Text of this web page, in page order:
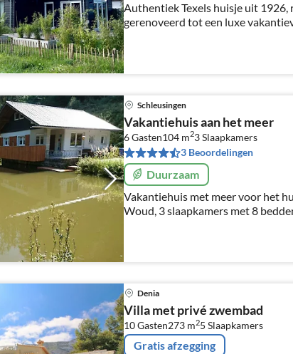
Authentiek Texels huisje uit 1926,
gerenoveerd tot een luxe
130m2. Op loopafstand van strand en zee, bos, duinen
en De Koog.
Schleusingen
Vakantiehuis aan het meer
6 Gasten104 m23Slaapkamers
3 Beoordelingen
Duurzaam
Vakantiehuis met meer voor het
Woud, 3 slaapkamers met 8
Denia
Villa met privé zwembad
10 Gasten273 m25 Slaapkamers
Gratis afzegging